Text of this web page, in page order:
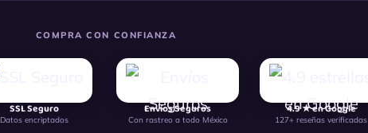
COMPRA CON CONFIANZA
SSL Seguro
Datos encriptados
Envíos Seguros
Con rastreo a todo México
4.9 ★ en Google
127+ reseñas verificadas